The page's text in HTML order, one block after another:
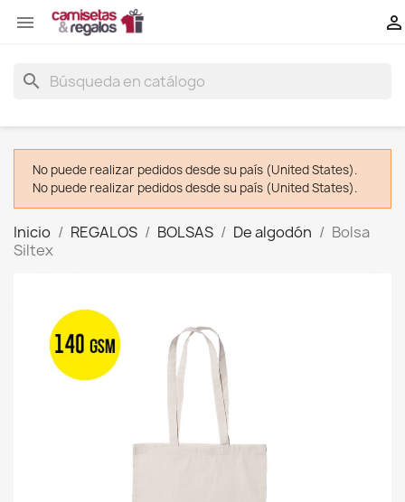
 
search
No puede realizar pedidos desde su país (United States).
No puede realizar pedidos desde su país (United States).
Inicio REGALOS BOLSAS De algodón
Bolsa
Siltex